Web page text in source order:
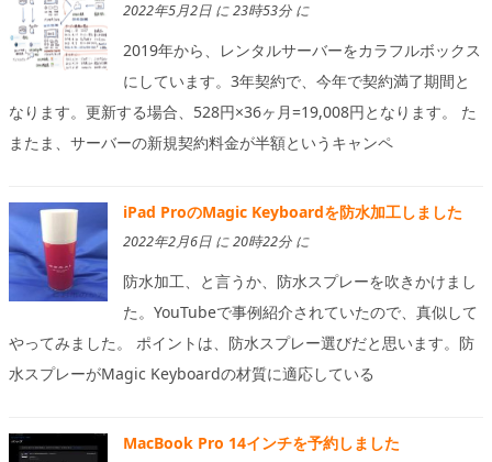
2022年5月2日 に 23時53分 に
2019年から、レンタルサーバーをカラフルボックス
にしています。3年契約で、今年で契約満了期間と
なります。更新する場合、528円×36ヶ月=19,008円となります。 た
またま、サーバーの新規契約料金が半額というキャンペ
iPad ProのMagic Keyboardを防水加工しました
2022年2月6日 に 20時22分 に
防水加工、と言うか、防水スプレーを吹きかけまし
た。YouTubeで事例紹介されていたので、真似して
やってみました。 ポイントは、防水スプレー選びだと思います。防
水スプレーがMagic Keyboardの材質に適応している
MacBook Pro 14インチを予約しました